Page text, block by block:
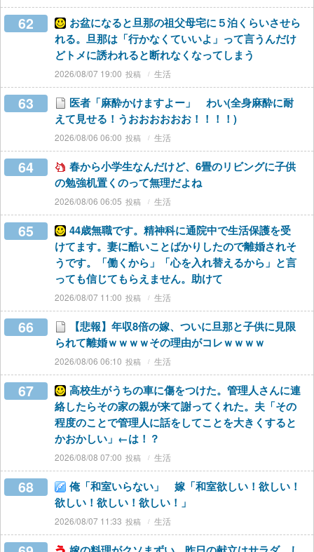
62
お盆になると旦那の祖父母宅に５泊くらいさせら
れる。旦那は「行かなくていいよ」って言うんだけ
どトメに誘われると断れなくなってしまう
2026/08/07 19:00 生活
63
医者「麻酔かけますよー」 わい(全身麻酔に耐
えて見せる！うおおおおおお！！！！)
2026/08/06 06:00 生活
64
春から小学生なんだけど、6畳のリビングに子供
の勉強机置くのって無理だよね
2026/08/06 06:05 生活
65
44歳無職です。精神科に通院中で生活保護を受
けてます。妻に酷いことばかりしたので離婚されそ
うです。「働くから」「心を入れ替えるから」と言
っても信じてもらえません。助けて
2026/08/07 11:00 生活
66
【悲報】年収8倍の嫁、ついに旦那と子供に見限
られて離婚ｗｗｗｗその理由がコレｗｗｗｗ
2026/08/06 06:10 生活
67
高校生がうちの車に傷をつけた。管理人さんに連
絡したらその家の親が来て謝ってくれた。夫「その
程度のことで管理人に話をしてことを大きくすると
かおかしい」←は！？
2026/08/08 07:00 生活
68
俺「和室いらない」 嫁「和室欲しい！欲しい！
欲しい！欲しい！欲しい！」
2026/08/07 11:33 生活